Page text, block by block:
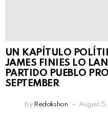
UN KAPÍTULO
JAMES FINIES LO
PARTIDO PUEBLO
SEPTEMBER
by Redakshon August